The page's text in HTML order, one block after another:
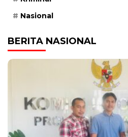
Nasional
BERITA NASIONAL